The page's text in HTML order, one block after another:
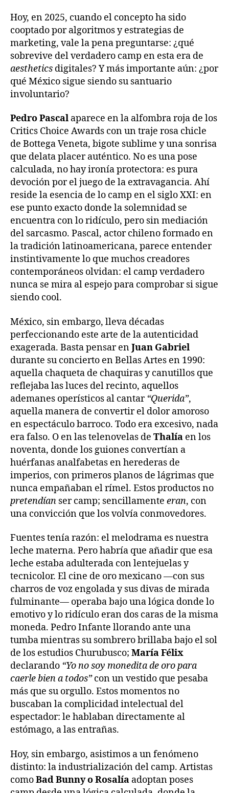
Hoy, en 2025, cuando el concepto ha sido
cooptado por algoritmos y estrategias de
marketing, vale la pena preguntarse: ¿qué
sobrevive del verdadero camp en esta era de
aesthetics digitales? Y más importante aún: ¿por
qué México sigue siendo su santuario
involuntario?
Pedro Pascal aparece en la alfombra roja de los
Critics Choice Awards con un traje rosa chicle
de Bottega Veneta, bigote sublime y una sonrisa
que delata placer auténtico. No es una pose
calculada, no hay ironía protectora: es pura
devoción por el juego de la extravagancia. Ahí
reside la esencia de lo camp en el siglo XXI: en
ese punto exacto donde la solemnidad se
encuentra con lo ridículo, pero sin mediación
del sarcasmo. Pascal, actor chileno formado en
la tradición latinoamericana, parece entender
instintivamente lo que muchos creadores
contemporáneos olvidan: el camp verdadero
nunca se mira al espejo para comprobar si sigue
siendo cool.
México, sin embargo, lleva décadas
perfeccionando este arte de la autenticidad
exagerada. Basta pensar enJuan Gabriel
durante su concierto en Bellas Artes en 1990:
aquella chaqueta de chaquiras y canutillos que
reflejaba las luces del recinto, aquellos
ademanes operísticos al cantar “Querida”,
aquella manera de convertir el dolor amoroso
en espectáculo barroco. Todo era excesivo, nada
era falso. O en las telenovelas de Thalía en los
noventa, donde los guiones convertían a
huérfanas analfabetas en herederas de
imperios, con primeros planos de lágrimas que
nunca empañaban el rímel. Estos productos no
pretendían ser camp; sencillamente eran, con
una convicción que los volvía conmovedores.
Fuentes tenía razón: el melodrama es nuestra
leche materna. Pero habría que añadir que esa
leche estaba adulterada con lentejuelas y
tecnicolor. El cine de oro mexicano —con sus
charros de voz engolada y sus divas de mirada
fulminante— operaba bajo una lógica donde lo
emotivo y lo ridículo eran dos caras de la misma
moneda. Pedro Infante llorando ante una
tumba mientras su sombrero brillaba bajo el sol
de los estudios Churubusco; María Félix
declarando “Yo no soy monedita de oro para
caerle bien a todos”con un vestido que pesaba
más que su orgullo. Estos momentos no
buscaban la complicidad intelectual del
espectador: le hablaban directamente al
estómago, a las entrañas.
Hoy, sin embargo, asistimos a un fenómeno
distinto: la industrialización del camp. Artistas
comoBad Bunny o Rosalía adoptan poses